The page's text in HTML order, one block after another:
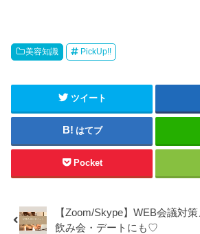
美容知識 PickUp!!
ツイート
はてブ
Pocket
【Zoom/Skype】WEB会議対
飲み会・デートにも♡